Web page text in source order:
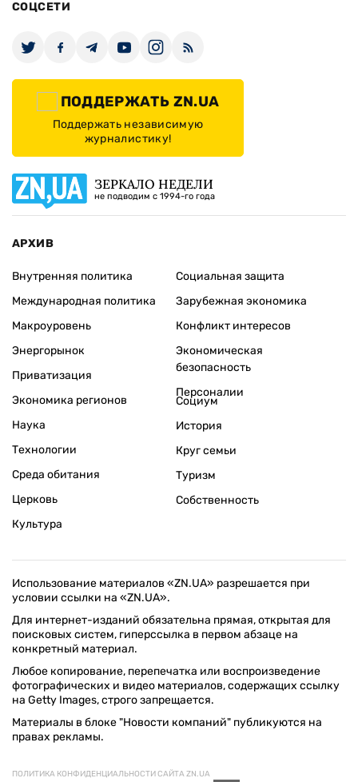
СОЦСЕТИ
ПОДДЕРЖАТЬ ZN.UA
Поддержать независимую
журналистику!
ЗЕРКАЛО НЕДЕЛИ
не подводим с 1994-го года
АРХИВ
Внутренняя политика
Международная политика
Макроуровень
Энергорынок
Приватизация
Экономика регионов
Социальная защита
Зарубежная экономика
Конфликт интересов
Экономическая
безопасность
Персоналии
Наука
Технологии
Среда обитания
Церковь
Культура
Социум
История
Круг семьи
Туризм
Собственность
Использование материалов «ZN.UA» разрешается при
условии ссылки на «ZN.UA».
Для интернет-изданий обязательна прямая, открытая для
поисковых систем, гиперссылка в первом абзаце на
конкретный материал.
Любое копирование, перепечатка или воспроизведение
фотографических и видео материалов, содержащих ссылку
на Getty Images, строго запрещается.
Материалы в блоке "Новости компаний" публикуются на
правах рекламы.
ПОЛИТИКА КОНФИДЕНЦИАЛЬНОСТИ САЙТА ZN.UA